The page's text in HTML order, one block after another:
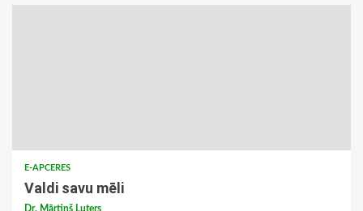
E-APCERES
Valdi savu mēli
Dr. Mārtiņš Luters